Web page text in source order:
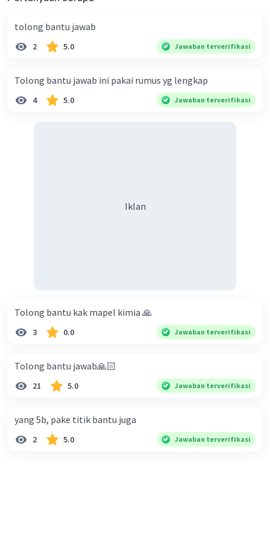
tolong bantu jawab
2 5.0 Jawaban terverifikasi
Tolong bantu jawab ini pakai rumus yg lengkap
4 5.0 Jawaban terverifikasi
Iklan
Tolong bantu kak mapel kimia 🙏
3 0.0 Jawaban terverifikasi
Tolong bantu jawab🙏🏻
21 5.0 Jawaban terverifikasi
yang 5b, pake titik bantu juga
2 5.0 Jawaban terverifikasi